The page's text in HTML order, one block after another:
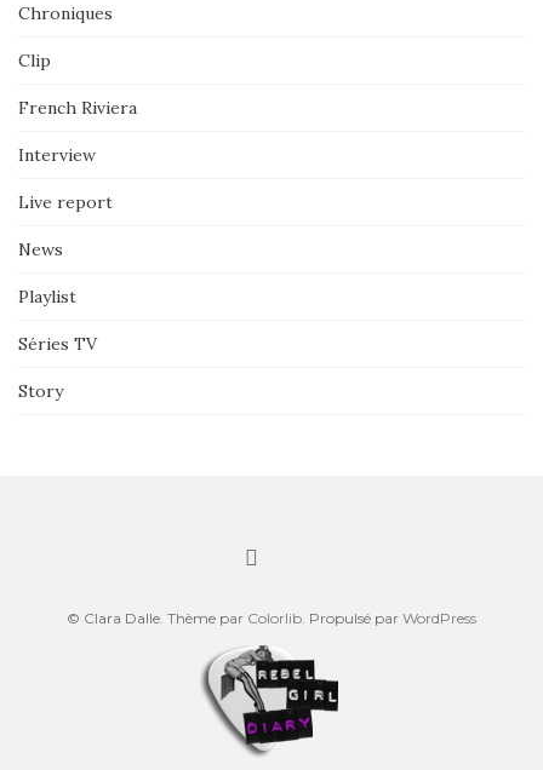
Chroniques
Clip
French Riviera
Interview
Live report
News
Playlist
Séries TV
Story
© Clara Dalle. Thème par Colorlib . Propulsé par WordPress